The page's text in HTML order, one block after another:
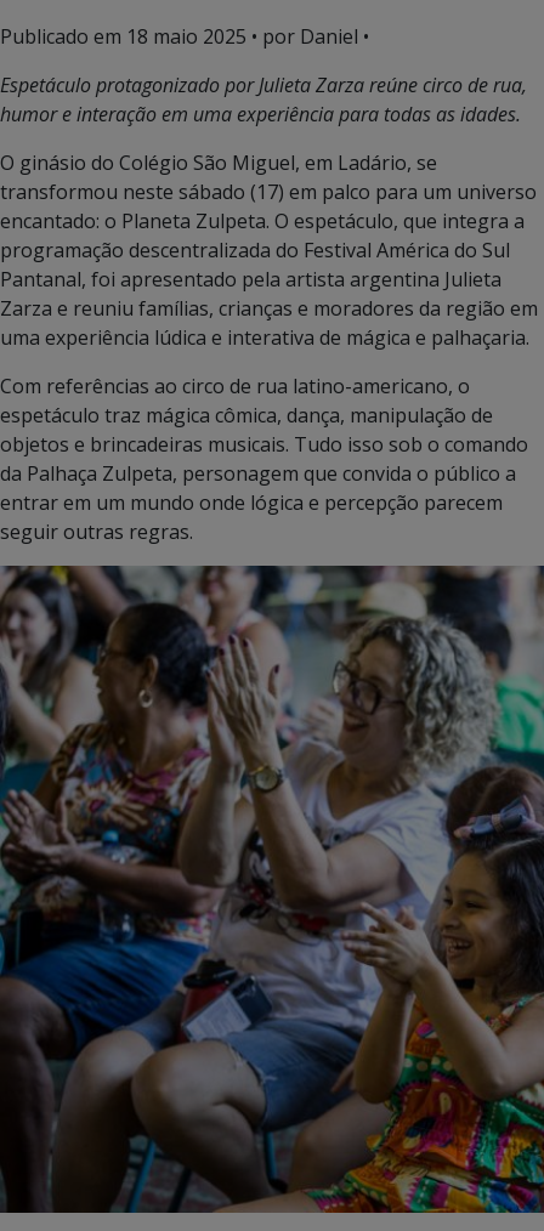
Publicado em 18 maio 2025 • por Daniel •
Espetáculo protagonizado por Julieta Zarza reúne circo de rua,
humor e interação em uma experiência para todas as idades.
O ginásio do Colégio São Miguel, em Ladário, se
transformou neste sábado (17) em palco para um universo
encantado: o Planeta Zulpeta. O espetáculo, que integra a
programação descentralizada do Festival América do Sul
Pantanal, foi apresentado pela artista argentina Julieta
Zarza e reuniu famílias, crianças e moradores da região em
uma experiência lúdica e interativa de mágica e palhaçaria.
Com referências ao circo de rua latino-americano, o
espetáculo traz mágica cômica, dança, manipulação de
objetos e brincadeiras musicais. Tudo isso sob o comando
da Palhaça Zulpeta, personagem que convida o público a
entrar em um mundo onde lógica e percepção parecem
seguir outras regras.